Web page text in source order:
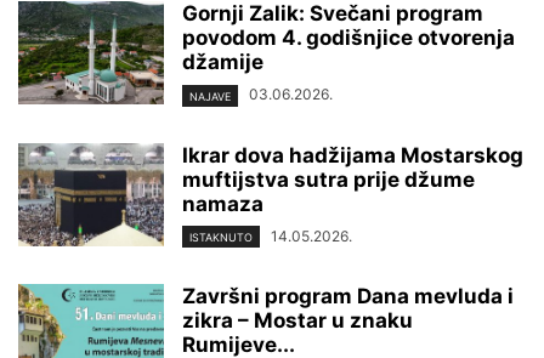
Gornji Zalik: Svečani program
povodom 4. godišnjice otvorenja
džamije
NAJAVE 03.06.2026.
Ikrar dova hadžijama Mostarskog
muftijstva sutra prije džume
namaza
ISTAKNUTO 14.05.2026.
Završni program Dana mevluda i
zikra – Mostar u znaku
Rumijeve...